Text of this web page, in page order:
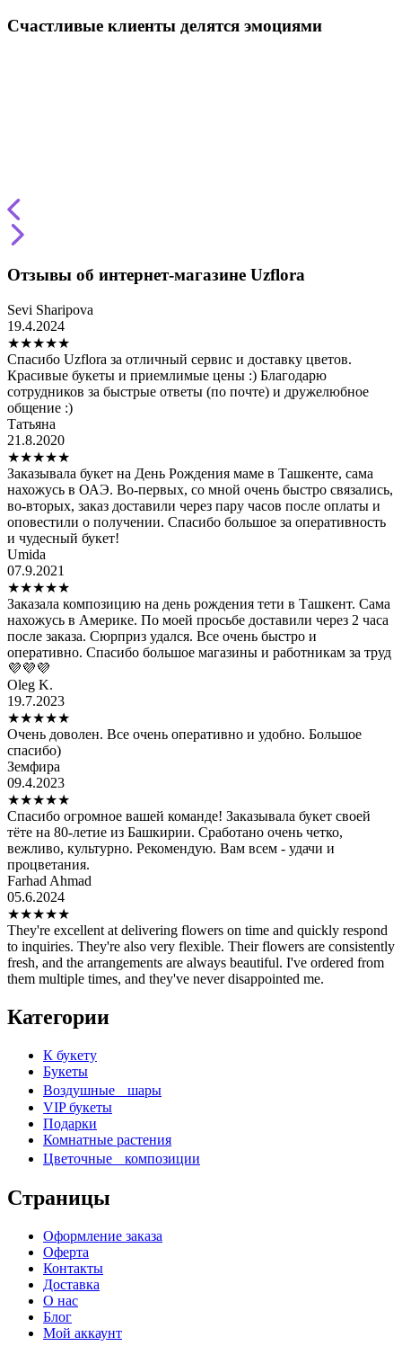
Счастливые клиенты делятся эмоциями
Отзывы об интернет-магазине Uzflora
Sevi Sharipova
19.4.2024
★★★★★
Спасибо Uzflora за отличный сервис и доставку цветов.
Красивые букеты и приемлимые цены :) Благодарю
сотрудников за быстрые ответы (по почте) и дружелюбное
общение :)
Татьяна
21.8.2020
★★★★★
Заказывала букет на День Рождения маме в Ташкенте, сама
нахожусь в ОАЭ. Во-первых, со мной очень быстро связались,
во-вторых, заказ доставили через пару часов после оплаты и
оповестили о получении. Спасибо большое за оперативность
и чудесный букет!
Umida
07.9.2021
★★★★★
Заказала композицию на день рождения тети в Ташкент. Сама
нахожусь в Америке. По моей просьбе доставили через 2 часа
после заказа. Сюрприз удался. Все очень быстро и
оперативно. Спасибо большое магазины и работникам за труд
💜💜💜
Oleg K.
19.7.2023
★★★★★
Очень доволен. Все очень оперативно и удобно. Большое
спасибо)
Земфира
09.4.2023
★★★★★
Спасибо огромное вашей команде! Заказывала букет своей
тёте на 80-летие из Башкирии. Сработано очень четко,
вежливо, культурно. Рекомендую. Вам всем - удачи и
процветания.
Farhad Ahmad
05.6.2024
★★★★★
They're excellent at delivering flowers on time and quickly respond
to inquiries. They're also very flexible. Their flowers are consistently
fresh, and the arrangements are always beautiful. I've ordered from
them multiple times, and they've never disappointed me.
Категории
К букету
Букеты
Воздушные шары
VIP букеты
Подарки
Комнатные растения
Цветочные композиции
Страницы
Оформление заказа
Оферта
Контакты
Доставка
О нас
Блог
Мой аккаунт